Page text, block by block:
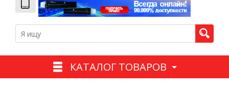
КАТАЛОГ ТОВАРОВ